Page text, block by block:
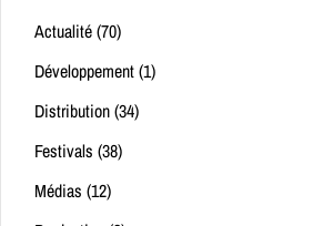
Actualité(70)
Développement(1)
Distribution(34)
Festivals (38)
Médias (12)